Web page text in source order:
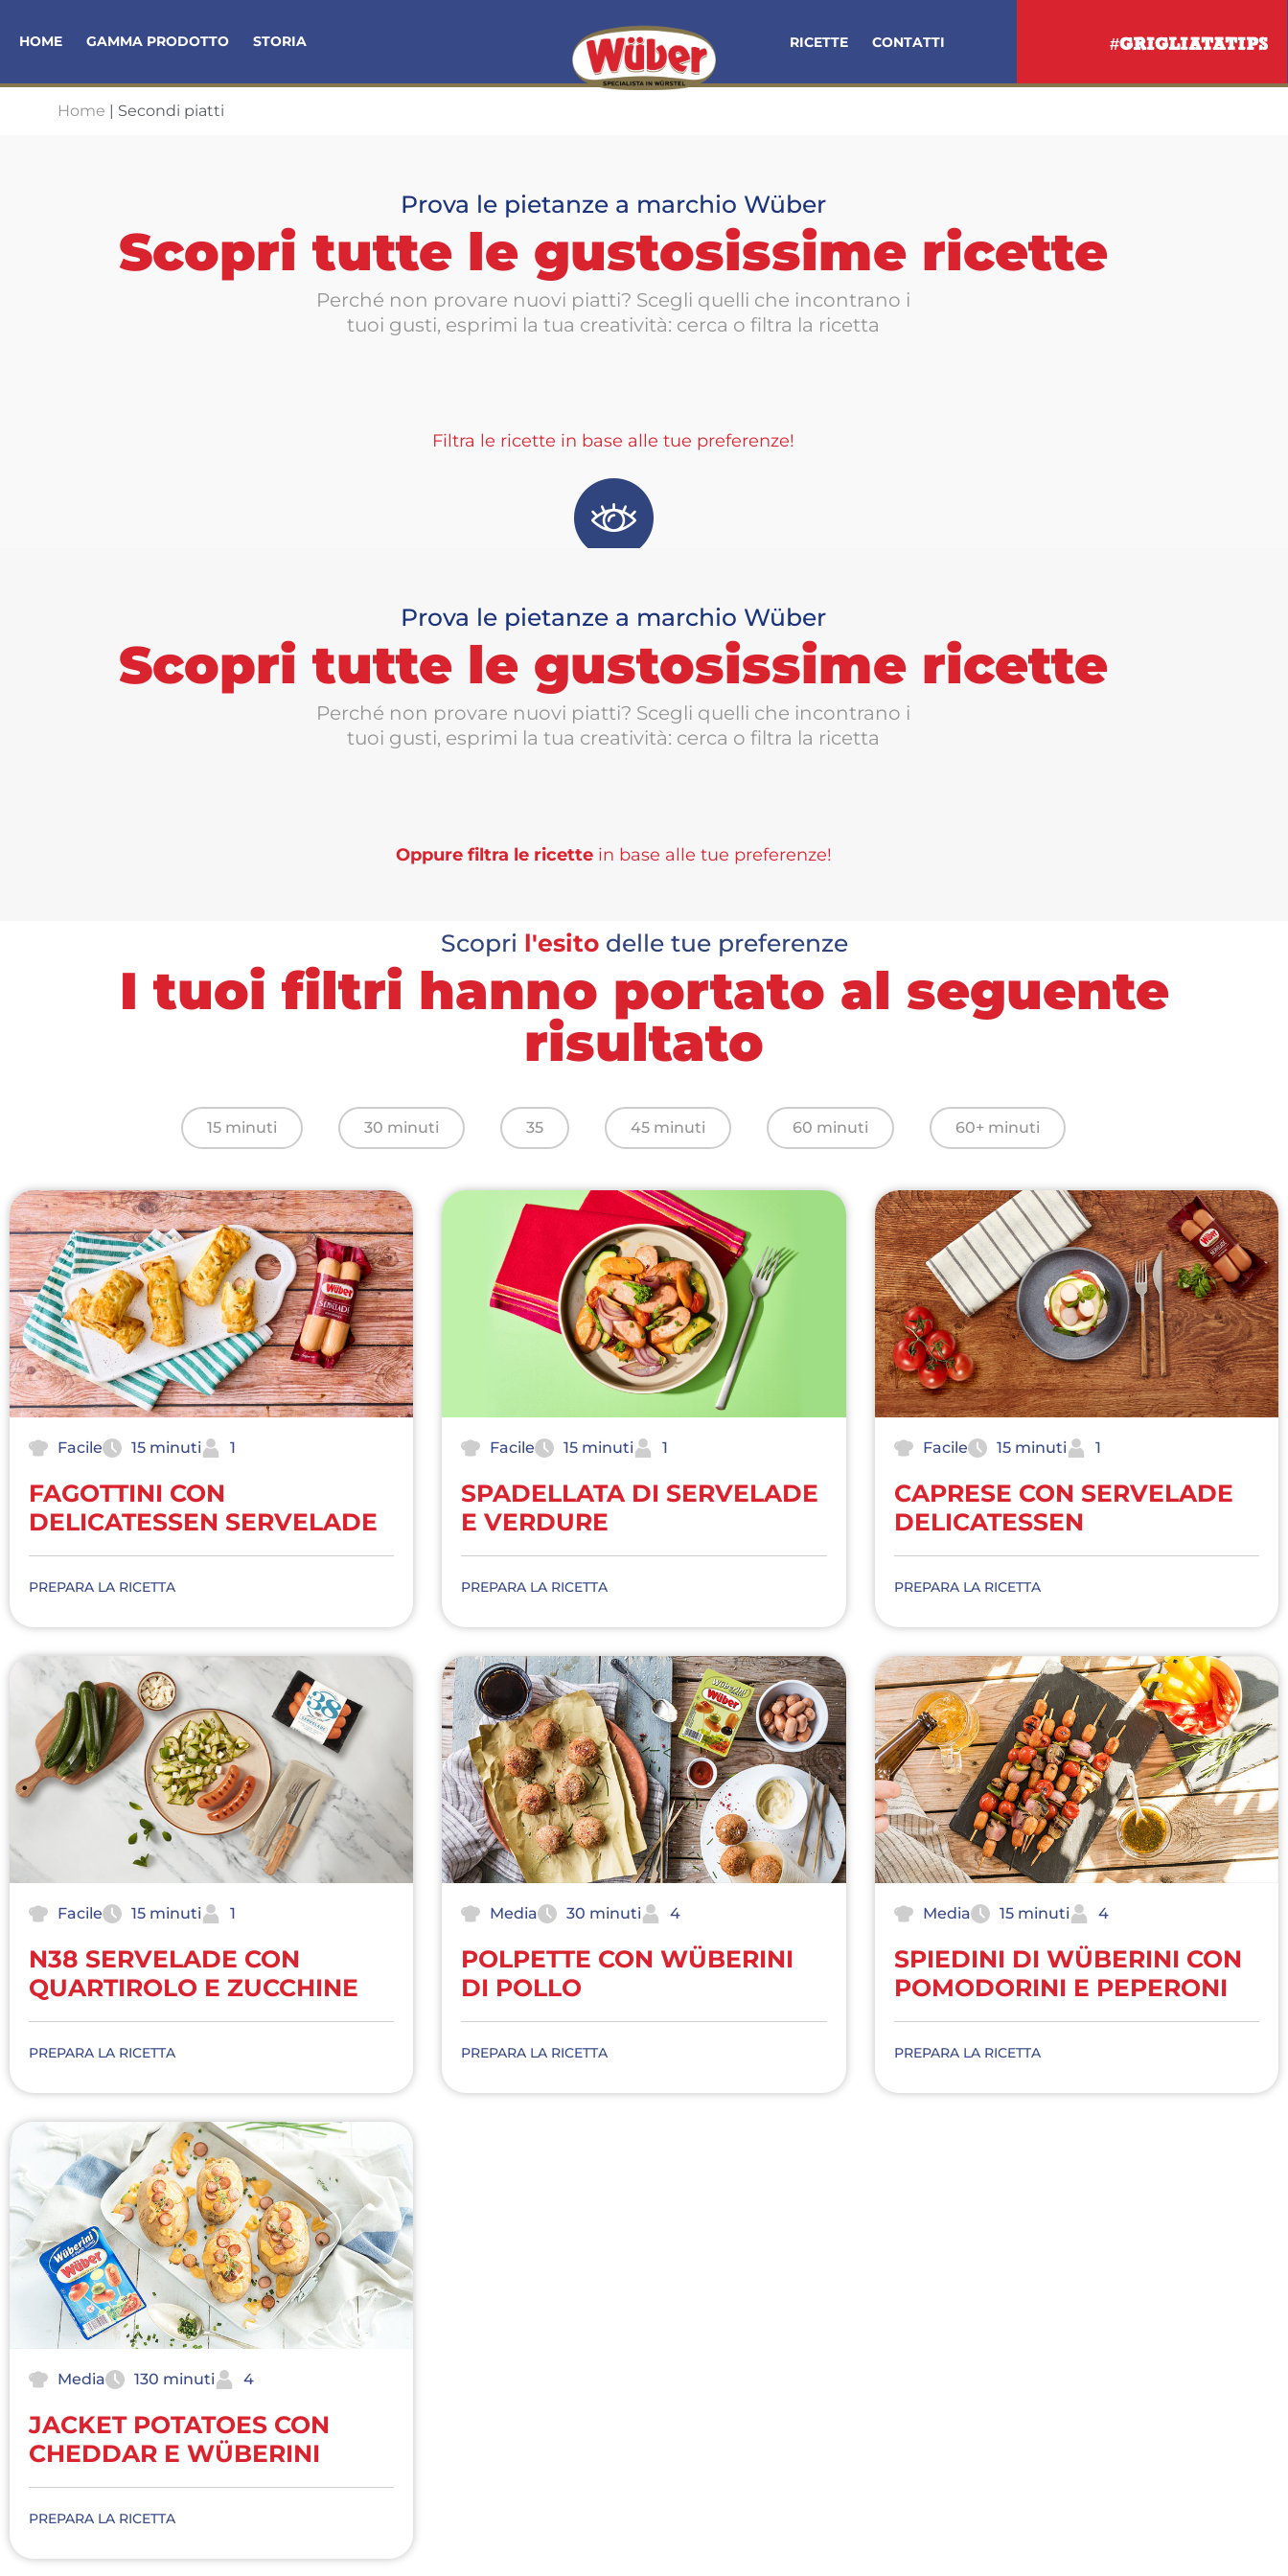
HOME GAMMA PRODOTTO STORIA RICETTE CONTATTI #GRIGLIATATIPS
Home | Secondi piatti
Prova le pietanze a marchio Wüber
Scopri tutte le gustosissime ricette
Perché non provare nuovi piatti? Scegli quelli che incontrano i
tuoi gusti, esprimi la tua creatività: cerca o filtra la ricetta
Filtra le ricette in base alle tue preferenze!
Prova le pietanze a marchio Wüber
Scopri tutte le gustosissime ricette
Perché non provare nuovi piatti? Scegli quelli che incontrano i
tuoi gusti, esprimi la tua creatività: cerca o filtra la ricetta
Oppure filtra le ricettein base alle tue preferenze!
Scopri l'esito delle tue preferenze
I tuoi filtri hanno portato al seguente
risultato
15 minuti 30 minuti 35 45 minuti 60 minuti 60+ minuti
Facile 15 minuti 1
FAGOTTINI CON
DELICATESSEN SERVELADE
PREPARA LA RICETTA
Facile 15 minuti 1
SPADELLATA DI SERVELADE
E VERDURE
PREPARA LA RICETTA
Facile 15 minuti 1
CAPRESE CON SERVELADE
DELICATESSEN
PREPARA LA RICETTA
Facile 15 minuti 1
N38 SERVELADE CON
QUARTIROLO E ZUCCHINE
PREPARA LA RICETTA
Media 30 minuti 4
POLPETTE CON WÜBERINI
DI POLLO
PREPARA LA RICETTA
Media 15 minuti 4
SPIEDINI DI WÜBERINI CON
POMODORINI E PEPERONI
PREPARA LA RICETTA
Media 130 minuti 4
JACKET POTATOES CON
CHEDDAR E WÜBERINI
PREPARA LA RICETTA